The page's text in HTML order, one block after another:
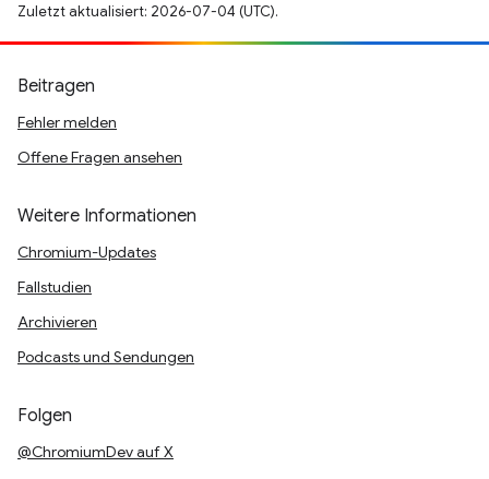
Zuletzt aktualisiert: 2026-07-04 (UTC).
Beitragen
Fehler melden
Offene Fragen ansehen
Weitere Informationen
Chromium-Updates
Fallstudien
Archivieren
Podcasts und Sendungen
Folgen
@ChromiumDev auf X